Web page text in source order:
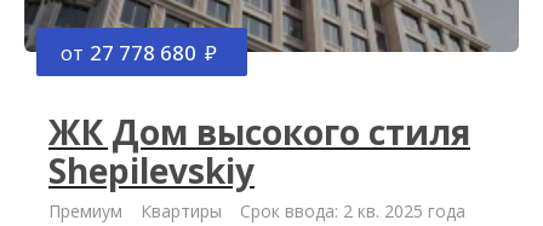
от 27 778 680
ЖК Дом высокого стиля
Shepilevskiy
Премиум Квартиры Срок ввода: 2 кв. 2025 года